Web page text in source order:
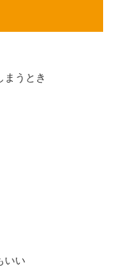
まうとき
いい